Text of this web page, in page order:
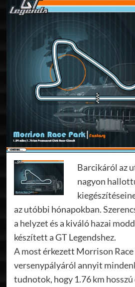
Barcikáról az
nagyon
az utóbbi hónapokban.
a helyzet és a kiváló hazai
készített a GT Legendshez.
A most érkezett Morrison Race
versenypályáról annyit
tudnotok, hogy 1.76 km hosszú